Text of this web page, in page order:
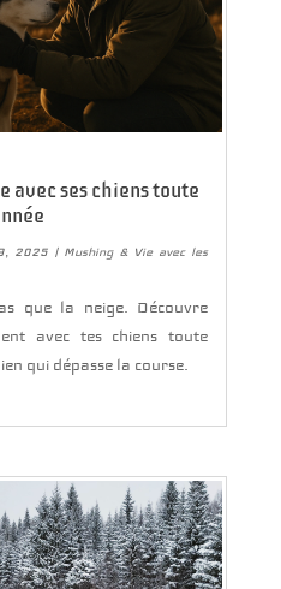
avec ses chiens toute
2025 | Mushing & Vie avec les
que la neige. Découvre
avec tes chiens toute
qui dépasse la course.